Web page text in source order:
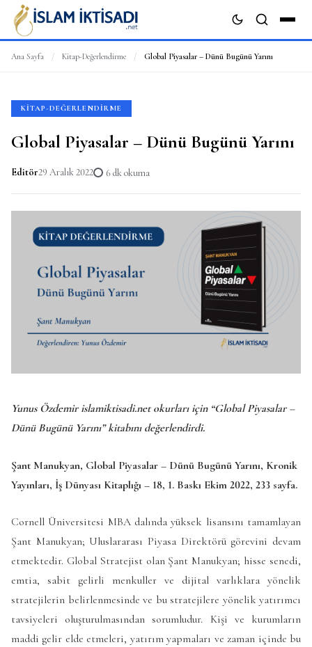
Ana Sayfa / Kitap-Değerlendirme / Global Piyasalar – Dünü Bugünü Yarını
KITAP-DEĞERLENDIRME
Global Piyasalar – Dünü Bugünü Yarını
Editör29 Aralık 2022 6 dk okuma
Yunus Özdemir islamiktisadi.net okurları için “Global Piyasalar –
Dünü Bugünü Yarını” kitabını değerlendirdi.
Şant Manukyan, Global Piyasalar – Dünü Bugünü Yarını, Kronik
Yayınları, İş Dünyası Kitaplığı – 18, 1. Baskı Ekim 2022, 233 sayfa.
Cornell Üniversitesi MBA dalında yüksek lisansını tamamlayan
Şant Manukyan; Uluslararası Piyasa Direktörü görevini devam
etmektedir. Global Stratejist olan Şant Manukyan; hisse senedi,
emtia, sabit gelirli menkuller ve dijital varlıklara yönelik
stratejilerin belirlenmesinde ve bu stratejilere yönelik yatırımcı
tavsiyeleri oluşturulmasından sorumludur. Kişi ve kurumların
maddi gelir elde etmeleri, yatırım yapmaları ve zaman içinde bu